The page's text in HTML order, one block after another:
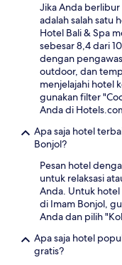
Jika Anda
adalah salah satu
Hotel Bali & Spa
sebesar 8,4 dari
dengan
outdoor, dan
menjelajahi hotel
gunakan filter
Anda di
Apa saja hotel
Bonjol?
Pesan hotel
untuk relaksasi
Anda. Untuk hotel
di Imam Bonjol,
Anda dan pilih
Apa saja hotel
gratis?